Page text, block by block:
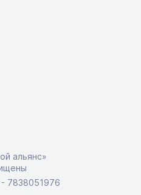
альянс»
7838051976